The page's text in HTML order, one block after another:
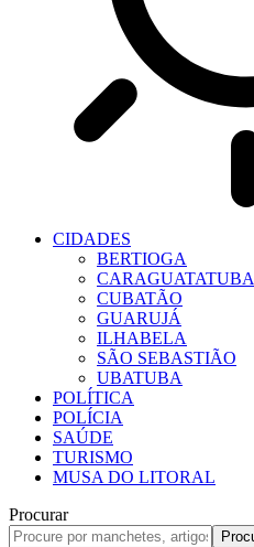
CIDADES
BERTIOGA
CARAGUATATUBA
CUBATÃO
GUARUJÁ
ILHABELA
SÃO SEBASTIÃO
UBATUBA
POLÍTICA
POLÍCIA
SAÚDE
TURISMO
MUSA DO LITORAL
Procurar